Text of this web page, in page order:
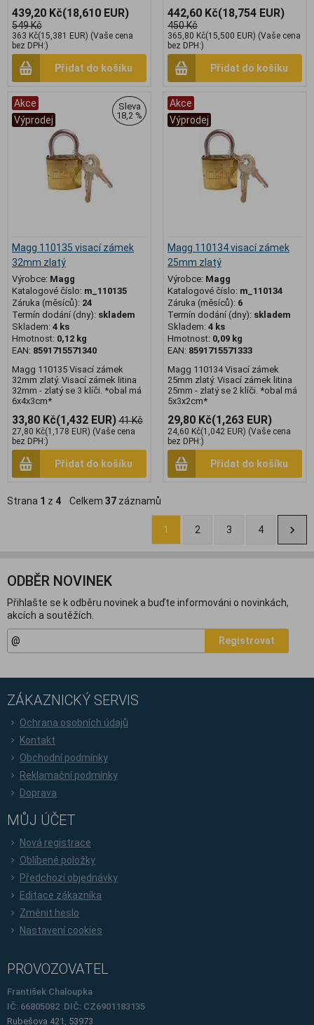
439,20 Kč(18,610 EUR)
549 Kč
363 Kč(15,381 EUR) (Vaše cena
bez DPH:)
Přidat do košíku
442,60 Kč(18,754 EUR)
450 Kč
365,80 Kč(15,500 EUR) (Vaše cena
bez DPH:)
Přidat do košíku
Akce
Výprodej
Sleva
18,2 %
Magg 110135 visací zámek
32mm zlatý
Výrobce: Magg
Katalogové číslo: m_110135
Záruka (měsíců): 24
Termín dodání (dny): skladem
Skladem: 4 ks
Hmotnost: 0,12 kg
EAN: 8591715571340
Magg 110135 Visací zámek
32mm zlatý. Visací zámek litina
32mm - zlatý se 3 klíči. *obal má
6x4x3cm*
33,80 Kč(1,432 EUR)41 Kč
27,80 Kč(1,178 EUR) (Vaše cena
bez DPH:)
Přidat do košíku
Akce
Výprodej
Magg 110134 visací zámek
25mm zlatý
Výrobce: Magg
Katalogové číslo: m_110134
Záruka (měsíců): 6
Termín dodání (dny): skladem
Skladem: 4 ks
Hmotnost: 0,09 kg
EAN: 8591715571333
Magg 110134 Visací zámek
25mm zlatý. Visací zámek litina
25mm - zlatý se 2 klíči. *obal má
5x3x2cm*
29,80 Kč(1,263 EUR)
24,60 Kč(1,042 EUR) (Vaše cena
bez DPH:)
Přidat do košíku
Strana 1 z 4 Celkem 37 záznamů
1 2 3 4
ODBĚR NOVINEK
Přihlašte se k odběru novinek a buďte informováni o novinkách,
akcích a soutěžích.
Registrovat
ZÁKAZNICKÝ SERVIS
Ochrana osobních údajů
Kontakt
Obchodní podmínky
Reklamační podmínky
Doprava
MŮJ ÚČET
Nová registrace
Oblíbené položky
Předchozí objednávky
Editace zákazníka
Změnit heslo
Nastavení cookies
PROVOZOVATEL
František Chaloupka
IČ: 66805082 DIČ: CZ6901183135
Rubešova 421, 53973